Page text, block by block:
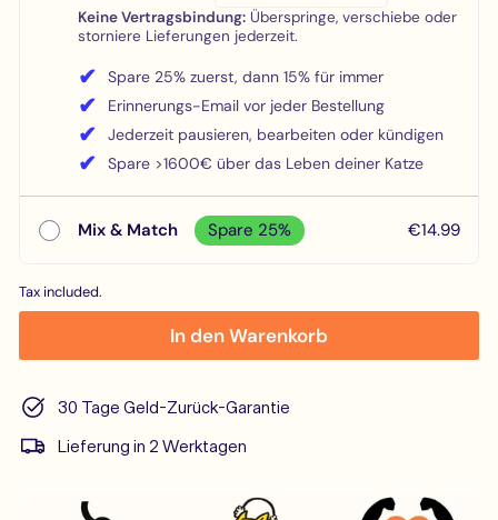
Keine Vertragsbindung:Überspringe, verschiebe oder
storniere Lieferungen jederzeit.
✔ Spare 25% zuerst, dann 15% für immer
✔ Erinnerungs-Email vor jeder Bestellung
✔ Jederzeit pausieren, bearbeiten oder kündigen
✔ Spare >1600€ über das Leben deiner Katze
Mix & Match Spare 25% €14.99
Tax included.
In den Warenkorb
30 Tage Geld-Zurück-Garantie
Lieferung in 2 Werktagen